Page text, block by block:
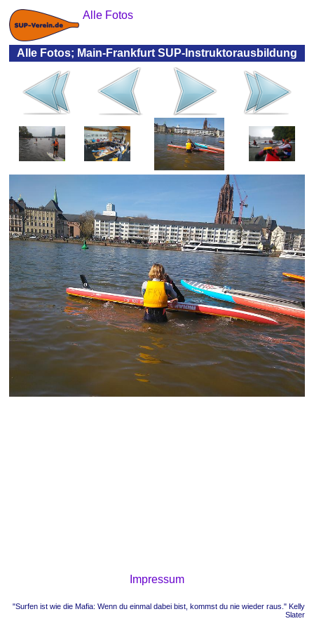
Alle Fotos
Alle Fotos; Main-Frankfurt SUP-Instruktorausbildung
Impressum
"Surfen ist wie die Mafia: Wenn du einmal dabei bist, kommst du nie wieder raus." Kelly
Slater